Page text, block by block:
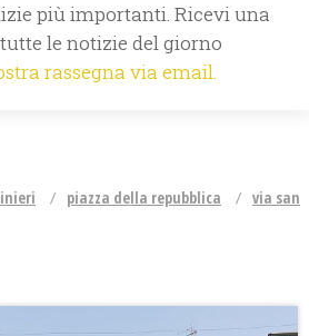
più importanti. Ricevi una
le notizie del giorno
rassegna via email.
piazza della repubblica
via san